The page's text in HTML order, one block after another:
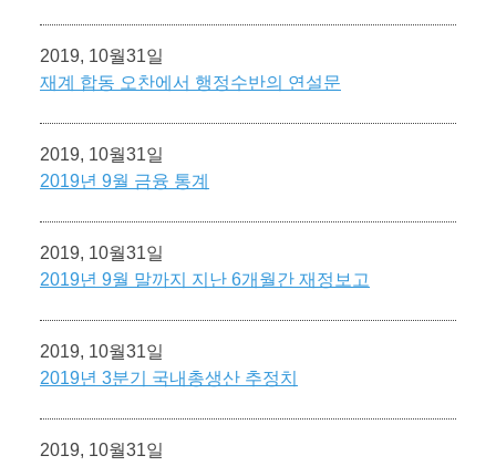
2019, 10월31일
재계 합동 오찬에서 행정수반의 연설문
2019, 10월31일
2019년 9월 금융 통계
2019, 10월31일
2019년 9월 말까지 지난 6개월간 재정보고
2019, 10월31일
2019년 3분기 국내총생산 추정치
2019, 10월31일